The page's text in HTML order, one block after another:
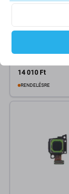
14 010 Ft
RENDELÉSRE